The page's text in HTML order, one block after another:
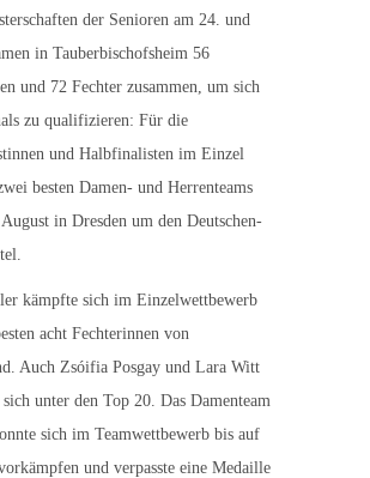
der Senioren am 24. und
in Tauberbischofsheim 56
und 72 Fechter zusammen, um sich
zu qualifizieren: Für die
und Halbfinalisten im Einzel
besten Damen- und Herrenteams
in Dresden um den Deutschen-
kämpfte sich im Einzelwettbewerb
acht Fechterinnen von
Auch Zsóifia Posgay und Lara Witt
unter den Top 20. Das Damenteam
sich im Teamwettbewerb bis auf
und verpasste eine Medaille